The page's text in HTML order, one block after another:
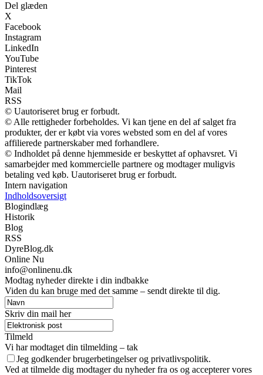
Del glæden
X
Facebook
Instagram
LinkedIn
YouTube
Pinterest
TikTok
Mail
RSS
© Uautoriseret brug er forbudt.
© Alle rettigheder forbeholdes. Vi kan tjene en del af salget fra
produkter, der er købt via vores websted som en del af vores
affilierede partnerskaber med forhandlere.
© Indholdet på denne hjemmeside er beskyttet af ophavsret. Vi
samarbejder med kommercielle partnere og modtager muligvis
betaling ved køb. Uautoriseret brug er forbudt.
Intern navigation
Indholdsoversigt
Blogindlæg
Historik
Blog
RSS
DyreBlog.dk
Online Nu
info@onlinenu.dk
Modtag nyheder direkte i din indbakke
Viden du kan bruge med det samme – sendt direkte til dig.
Skriv din mail her
Tilmeld
Vi har modtaget din tilmelding – tak
Jeg godkender brugerbetingelser og privatlivspolitik.
Ved at tilmelde dig modtager du nyheder fra os og accepterer vores